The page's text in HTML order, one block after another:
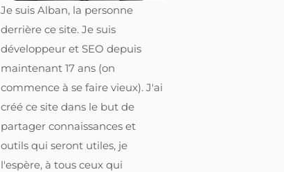
Je suis Alban, la personne
derrière ce site. Je suis
développeur et SEO depuis
maintenant 17 ans (on
commence à se faire vieux). J'ai
créé ce site dans le but de
partager connaissances et
outils qui seront utiles, je
l'espère, à tous ceux qui